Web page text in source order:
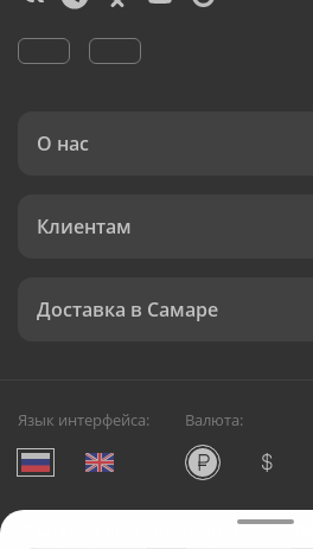
О нас
Клиентам
Доставка в Самаре
Язык интерфейса: Валюта:
Служба круглосуточной